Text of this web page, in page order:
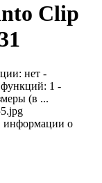
Clip
нет -
функций: 1 -
(в ...
информации о